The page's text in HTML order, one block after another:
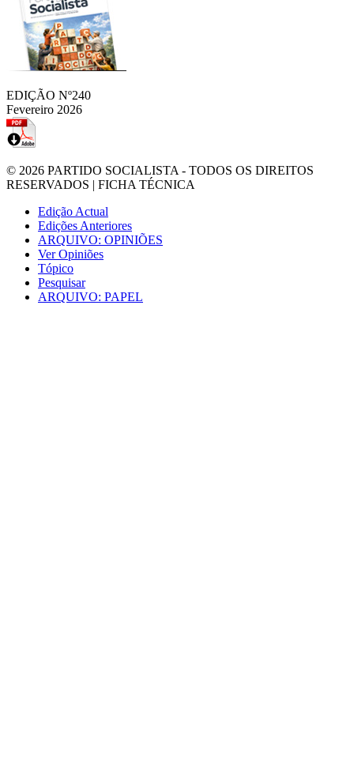
EDIÇÃO Nº240
Fevereiro 2026
© 2026 PARTIDO SOCIALISTA - TODOS OS DIREITOS
RESERVADOS | FICHA TÉCNICA
Edição Actual
Edições Anteriores
ARQUIVO: OPINIÕES
Ver Opiniões
Tópico
Pesquisar
ARQUIVO: PAPEL